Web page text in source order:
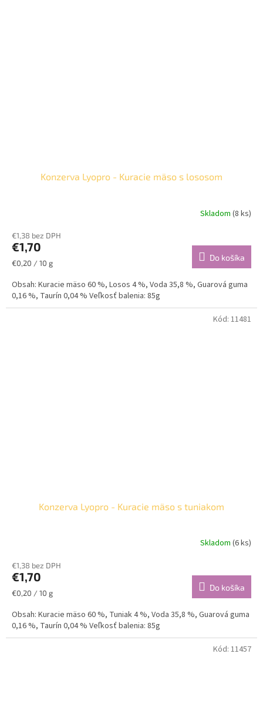
Konzerva Lyopro - Kuracie mäso s lososom
Skladom (8 ks)
€1,38 bez DPH
€1,70
Jednotková
€0,20 / 10 g
Do košíka
Obsah: Kuracie mäso 60 %, Losos 4 %, Voda 35,8 %, Guarová guma
0,16 %, Taurín 0,04 % Veľkosť balenia: 85g
Konzerva Lyopro - Kuracie mäso s tuniakom
Skladom (6 ks)
€1,38 bez DPH
€1,70
Jednotková
€0,20 / 10 g
Do košíka
Obsah: Kuracie mäso 60 %, Tuniak 4 %, Voda 35,8 %, Guarová guma
0,16 %, Taurín 0,04 % Veľkosť balenia: 85g
Kód: 11481
Kód: 11457